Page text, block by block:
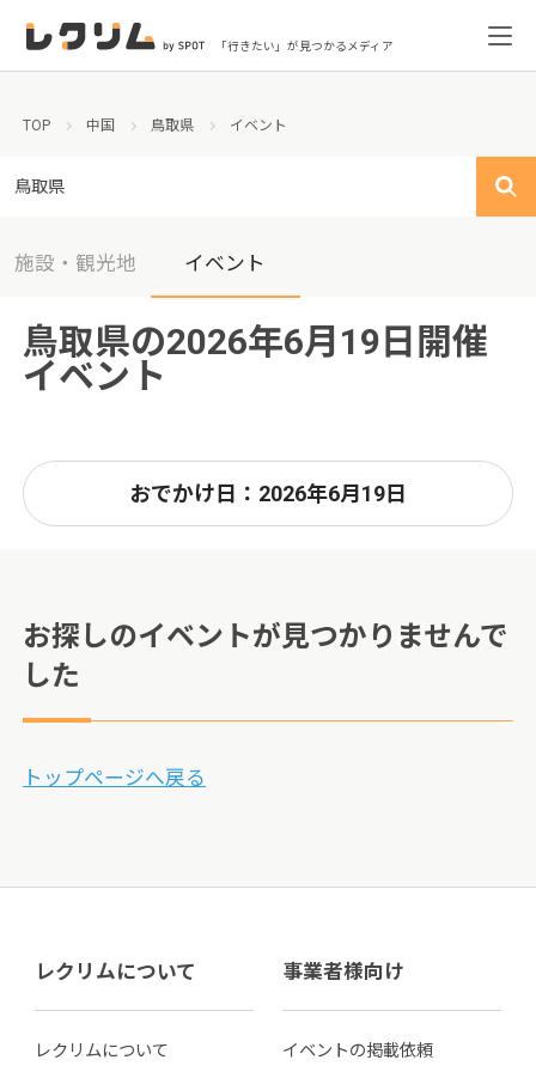
「行きたい」が見つかるメディア
TOP 中国 鳥取県 イベント
鳥取県
施設・観光地 イベント
鳥取県の2026年6月19日開催
イベント
おでかけ日：2026年6月19日
お探しのイベントが見つかりませんで
した
トップページへ戻る
レクリムについて
レクリムについて
事業者様向け
イベントの掲載依頼